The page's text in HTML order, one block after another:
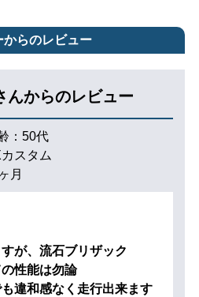
からのレビュー
んからのレビュー
： 50代
スタム
月
が、流石ブリザック
性能は勿論
も違和感なく走行出来ます